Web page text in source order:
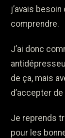
j’avais besoin
comprendre.
J’ai donc
de ça, mais
d’accepter de
Je reprends
pour les